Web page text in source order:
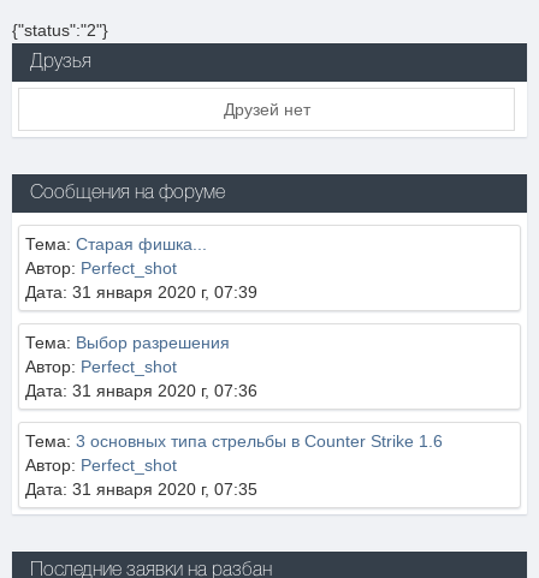
{"status":"2"}
Друзья
Друзей нет
Сообщения на форуме
Тема: Старая фишка...
Автор: Perfect_shot
Дата: 31 января 2020 г, 07:39
Тема: Выбор разрешения
Автор: Perfect_shot
Дата: 31 января 2020 г, 07:36
Тема: 3 основных типа стрельбы в Counter Strike 1.6
Автор: Perfect_shot
Дата: 31 января 2020 г, 07:35
Последние заявки на разбан